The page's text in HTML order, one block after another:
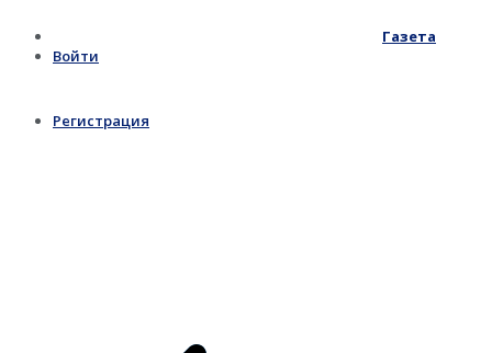
Войти
Регистрация
Газета